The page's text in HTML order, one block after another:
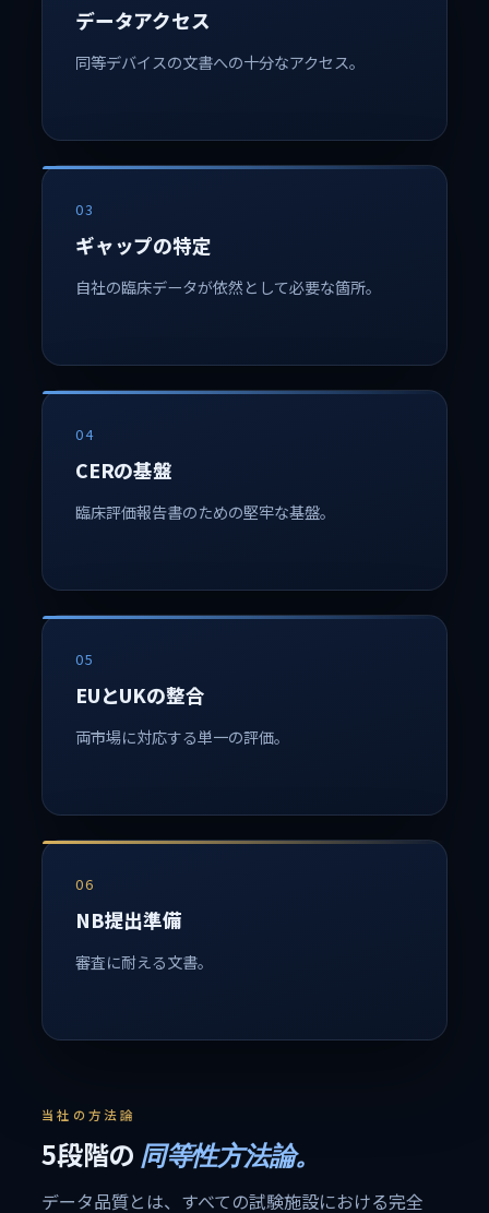
データアクセス
同等デバイスの文書への十分なアクセス。
03
ギャップの特定
自社の臨床データが依然として必要な箇所。
04
CERの基盤
臨床評価報告書のための堅牢な基盤。
05
EUとUKの整合
両市場に対応する単一の評価。
06
NB提出準備
審査に耐える文書。
当社の方法論
5段階の 同等性方法論。
データ品質とは、すべての試験施設における完全